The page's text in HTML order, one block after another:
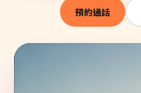
預約通話